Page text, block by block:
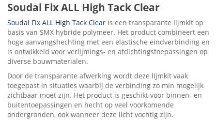
Soudal Fix ALL High Tack Clear
Soudal Fix ALL High Tack Clear is een transparante lijmkit op
basis van SMX hybride polymeer. Het product combineert een
hoge aanvangshechting met een elastische eindverbinding en
is ontwikkeld voor verlijmings- en afdichtingstoepassingen op
diverse bouwmaterialen.
Door de transparante afwerking wordt deze lijmkit vaak
toegepast in situaties waarbij de verbinding zo min mogelijk
zichtbaar moet zijn. Het product is geschikt voor binnen- en
buitentoepassingen en hecht op veel voorkomende
ondergronden, ook wanneer deze licht vochtig zijn.